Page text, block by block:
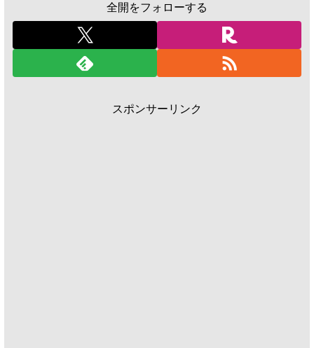
全開をフォローする
スポンサーリンク